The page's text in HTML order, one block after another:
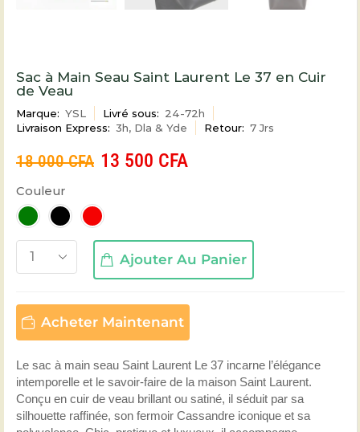
Sac à Main Seau Saint Laurent Le 37 en Cuir
de Veau
Marque: YSL Livré sous: 24-72h
Livraison Express: 3h, Dla & Yde Retour: 7 Jrs
18 000CFA 13 500 CFA
Couleur
Ajouter Au Panier
Acheter Maintenant
Le sac à main seau Saint Laurent Le 37 incarne l’élégance
intemporelle et le savoir-faire de la maison Saint Laurent.
Conçu en cuir de veau brillant ou satiné, il séduit par sa
silhouette raffinée, son fermoir Cassandre iconique et sa